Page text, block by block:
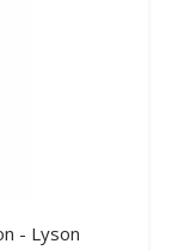
- Lyson